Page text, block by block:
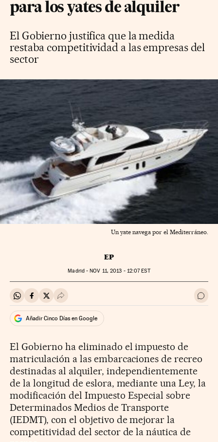
para los yates de alquiler
El Gobierno justifica que la medida
restaba competitividad a las empresas del
sector
Un yate navega por el Mediterráneo.
EP
Madrid - NOV 11, 2013 - 12:07EST
Compartir en Whatsapp
Compartir en Facebook
Compartir en Twitter
Desplegar Redes Sociales Ir a
Añadir Cinco Días en Google
El Gobierno ha eliminado el impuesto de
matriculación a las embarcaciones de recreo
destinadas al alquiler, independientemente
de la longitud de eslora, mediante una Ley, la
modificación del Impuesto Especial sobre
Determinados Medios de Transporte
(IEDMT), con el objetivo de mejorar la
competitividad del sector de la náutica de